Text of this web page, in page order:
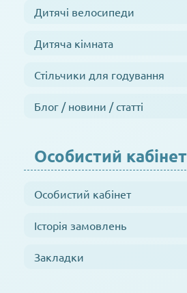
Дитячі велосипеди
Дитяча кімната
Стільчики для годування
Блог / новини / статті
Особистий кабінет
Особистий кабінет
Історія замовлень
Закладки